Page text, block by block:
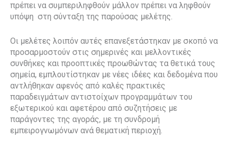
πρέπει να συμπεριληφθούν μάλλον πρέπει να ληφθούν
υπόψη στη σύνταξη της παρούσας μελέτης.
Οι μελέτες λοιπόν αυτές επανεξετάστηκαν με σκοπό να
προσαρμοστούν στις σημερινές και μελλοντικές
συνθήκες και προοπτικές προωθώντας τα θετικά τους
σημεία, εμπλουτίστηκαν με νέες ιδέες και δεδομένα που
αντλήθηκαν αφενός από καλές πρακτικές
παραδειγμάτων αντιστοίχων προγραμμάτων του
εξωτερικού και αφετέρου από συζητήσεις με
παράγοντες της αγοράς, με τη συνδρομή
εμπειρογνωμόνων ανά θεματική περιοχή.